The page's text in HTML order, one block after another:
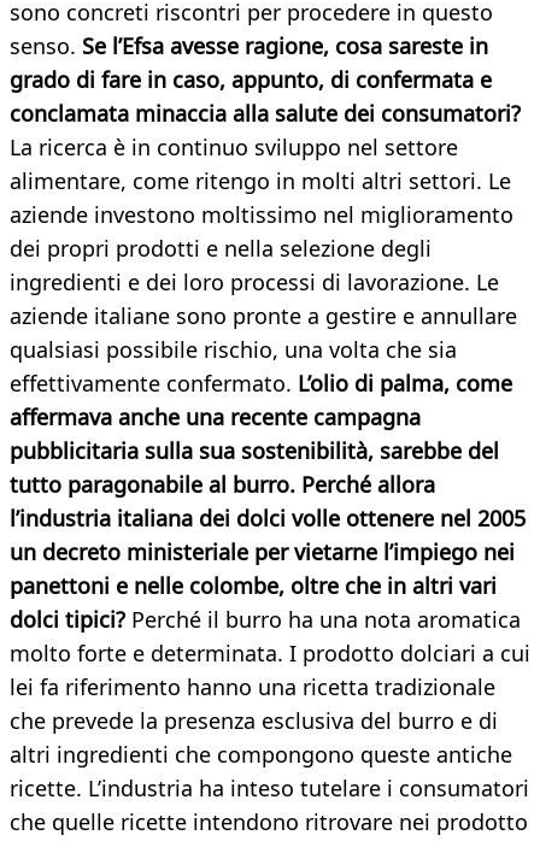
sono concreti riscontri per procedere in questo
senso. Se l’Efsa avesse ragione, cosa sareste in
grado di fare in caso, appunto, di confermata e
conclamata minaccia alla salute dei consumatori?
La ricerca è in continuo sviluppo nel settore
alimentare, come ritengo in molti altri settori. Le
aziende investono moltissimo nel miglioramento
dei propri prodotti e nella selezione degli
ingredienti e dei loro processi di lavorazione. Le
aziende italiane sono pronte a gestire e annullare
qualsiasi possibile rischio, una volta che sia
effettivamente confermato. L’olio di palma, come
affermava anche una recente campagna
pubblicitaria sulla sua sostenibilità, sarebbe del
tutto paragonabile al burro. Perché allora
l’industria italiana dei dolci volle ottenere nel 2005
un decreto ministeriale per vietarne l’impiego nei
panettoni e nelle colombe, oltre che in altri vari
dolci tipici? Perché il burro ha una nota aromatica
molto forte e determinata. I prodotto dolciari a cui
lei fa riferimento hanno una ricetta tradizionale
che prevede la presenza esclusiva del burro e di
altri ingredienti che compongono queste antiche
ricette. L’industria ha inteso tutelare i consumatori
che quelle ricette intendono ritrovare nei prodotto